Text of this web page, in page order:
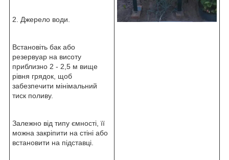
2. Джерело води.
Встановіть бак або
резервуар на висоту
приблизно 2 - 2,5 м вище
рівня грядок, щоб
забезпечити мінімальний
тиск поливу.
Залежно від типу ємності, її
можна закріпити на стіні або
встановити на підставці.